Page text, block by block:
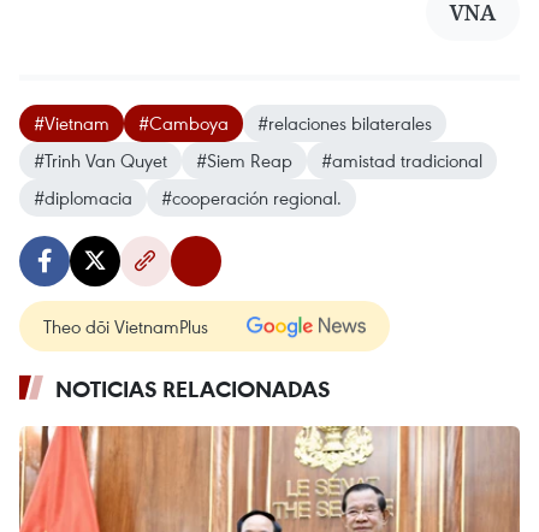
VNA
#Vietnam #Camboya
#relaciones bilaterales
#Trinh Van Quyet
#Siem Reap
#amistad tradicional
#diplomacia
#cooperación regional.
Theo dõi VietnamPlus
NOTICIAS RELACIONADAS